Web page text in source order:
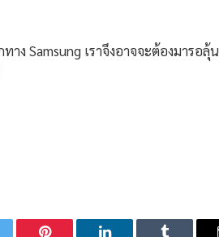
าง Samsung เราจึงอาจจะต้องมารอลุ้น